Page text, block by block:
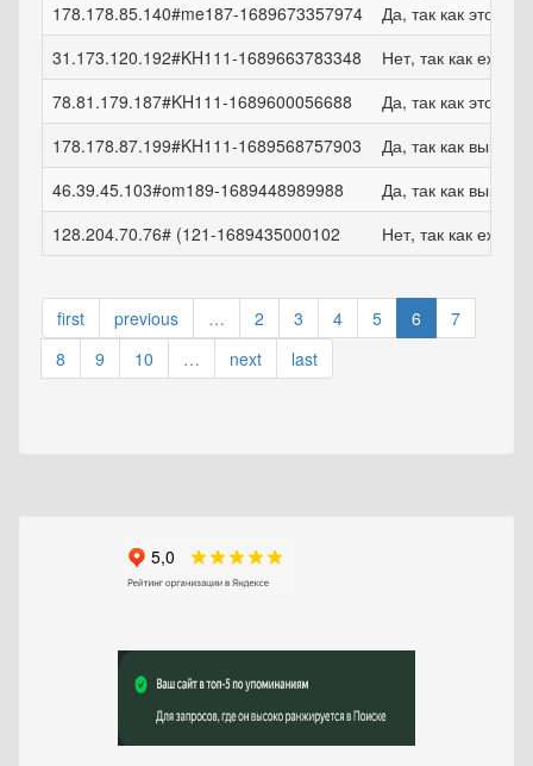
178.178.85.140#me187-1689673357974
Да, так как это
31.173.120.192#KH111-1689663783348
Нет, так как
78.81.179.187#KH111-1689600056688
Да, так как это
178.178.87.199#KH111-1689568757903
Да, так как
46.39.45.103#om189-1689448989988
Да, так как
128.204.70.76# (121-1689435000102
Нет, так как
first previous … 2 3 4 5 6
7
8
9 10 … next last